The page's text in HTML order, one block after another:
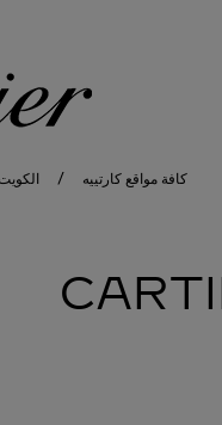
كافة مواقع كارتييه